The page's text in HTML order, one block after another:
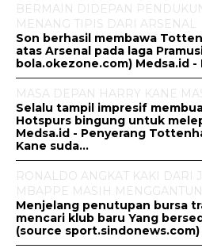
BERMAIN DIDEPAN
MENANG TIPIS DARI ARSENAL
Son berhasil membawa
atas Arsenal pada laga
bola.okezone.com) Medsa.id -
MASA DEPAN HARRY KANE
Selalu tampil impresif
Hotspurs bingung untuk
Medsa.id - Penyerang
Kane suda...
RONALDO ANGKAT KAKI DARI
MBAPPE MASIH
Menjelang penutupan bursa
mencari klub baru Yang
(source sport.sindonews.com)